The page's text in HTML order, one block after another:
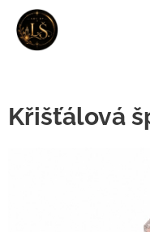
Křišťálová